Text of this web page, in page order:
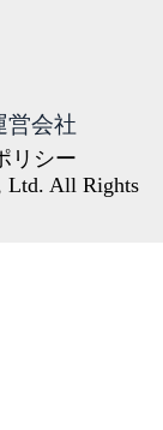
営会社
リシー
Ltd. All Rights